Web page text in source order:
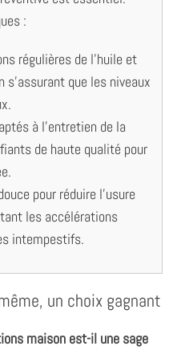
:
régulières de l’huile et
s’assurant que les niveaux
à l’entretien de la
de haute qualité pour
pour réduire l’usure
les accélérations
intempestifs.
un choix gagnant
maison est-il une sage